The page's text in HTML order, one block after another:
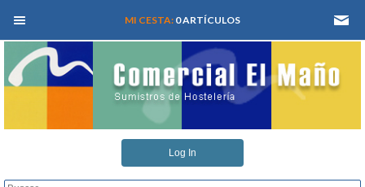
MEN� PRINCIPAL
QUIENES SOMOS
MI CESTA: 0 ARTÍCULOS
Log In